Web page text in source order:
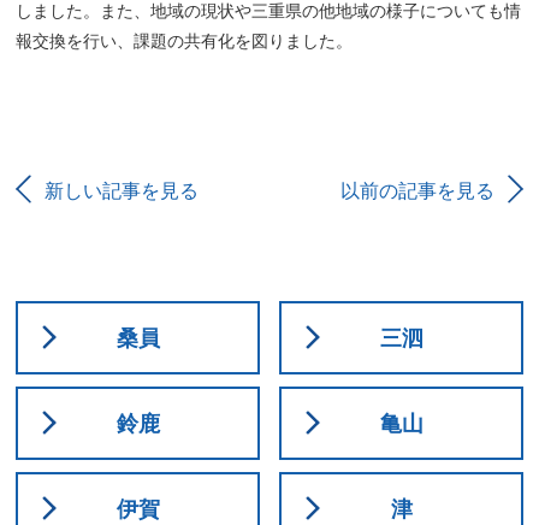
しました。また、地域の現状や三重県の他地域の様子についても情
報交換を行い、課題の共有化を図りました。
新しい記事を見る 以前の記事を見る
桑員 三泗
鈴鹿 亀山
伊賀 津